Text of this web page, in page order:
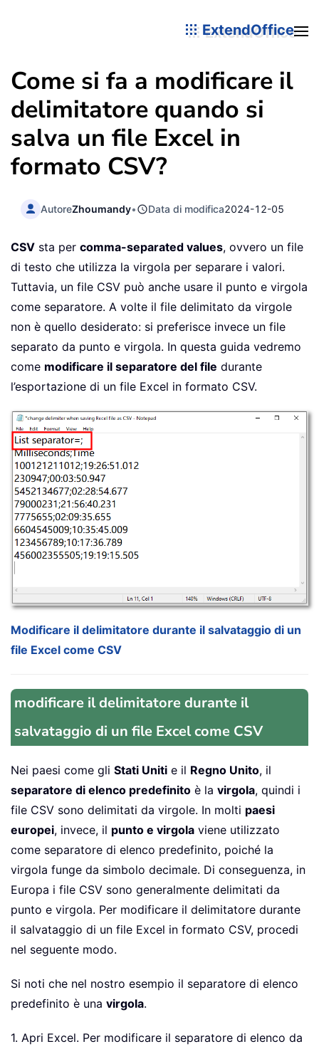
ExtendOffice
Come si fa a modificare il
delimitatore quando si
salva un file Excel in
formato CSV?
AutoreZhoumandy• Data di modifica2024-12-05
CSV sta per comma-separated values, ovvero un file
di testo che utilizza la virgola per separare i valori.
Tuttavia, un file CSV può anche usare il punto e virgola
come separatore. A volte il file delimitato da virgole
non è quello desiderato: si preferisce invece un file
separato da punto e virgola. In questa guida vedremo
come modificare il separatore del file durante
l’esportazione di un file Excel in formato CSV.
Modificare il delimitatore durante il salvataggio di un
file Excel come CSV
modificare il delimitatore durante il
salvataggio di un file Excel come CSV
Nei paesi come gli Stati Uniti e il Regno Unito, il
separatore di elenco predefinito è la virgola, quindi i
file CSV sono delimitati da virgole. In molti paesi
europei, invece, il punto e virgola viene utilizzato
come separatore di elenco predefinito, poiché la
virgola funge da simbolo decimale. Di conseguenza, in
Europa i file CSV sono generalmente delimitati da
punto e virgola. Per modificare il delimitatore durante
il salvataggio di un file Excel in formato CSV, procedi
nel seguente modo.
Si noti che nel nostro esempio il separatore di elenco
predefinito è una virgola.
1. Apri Excel. Per modificare il separatore di elenco da